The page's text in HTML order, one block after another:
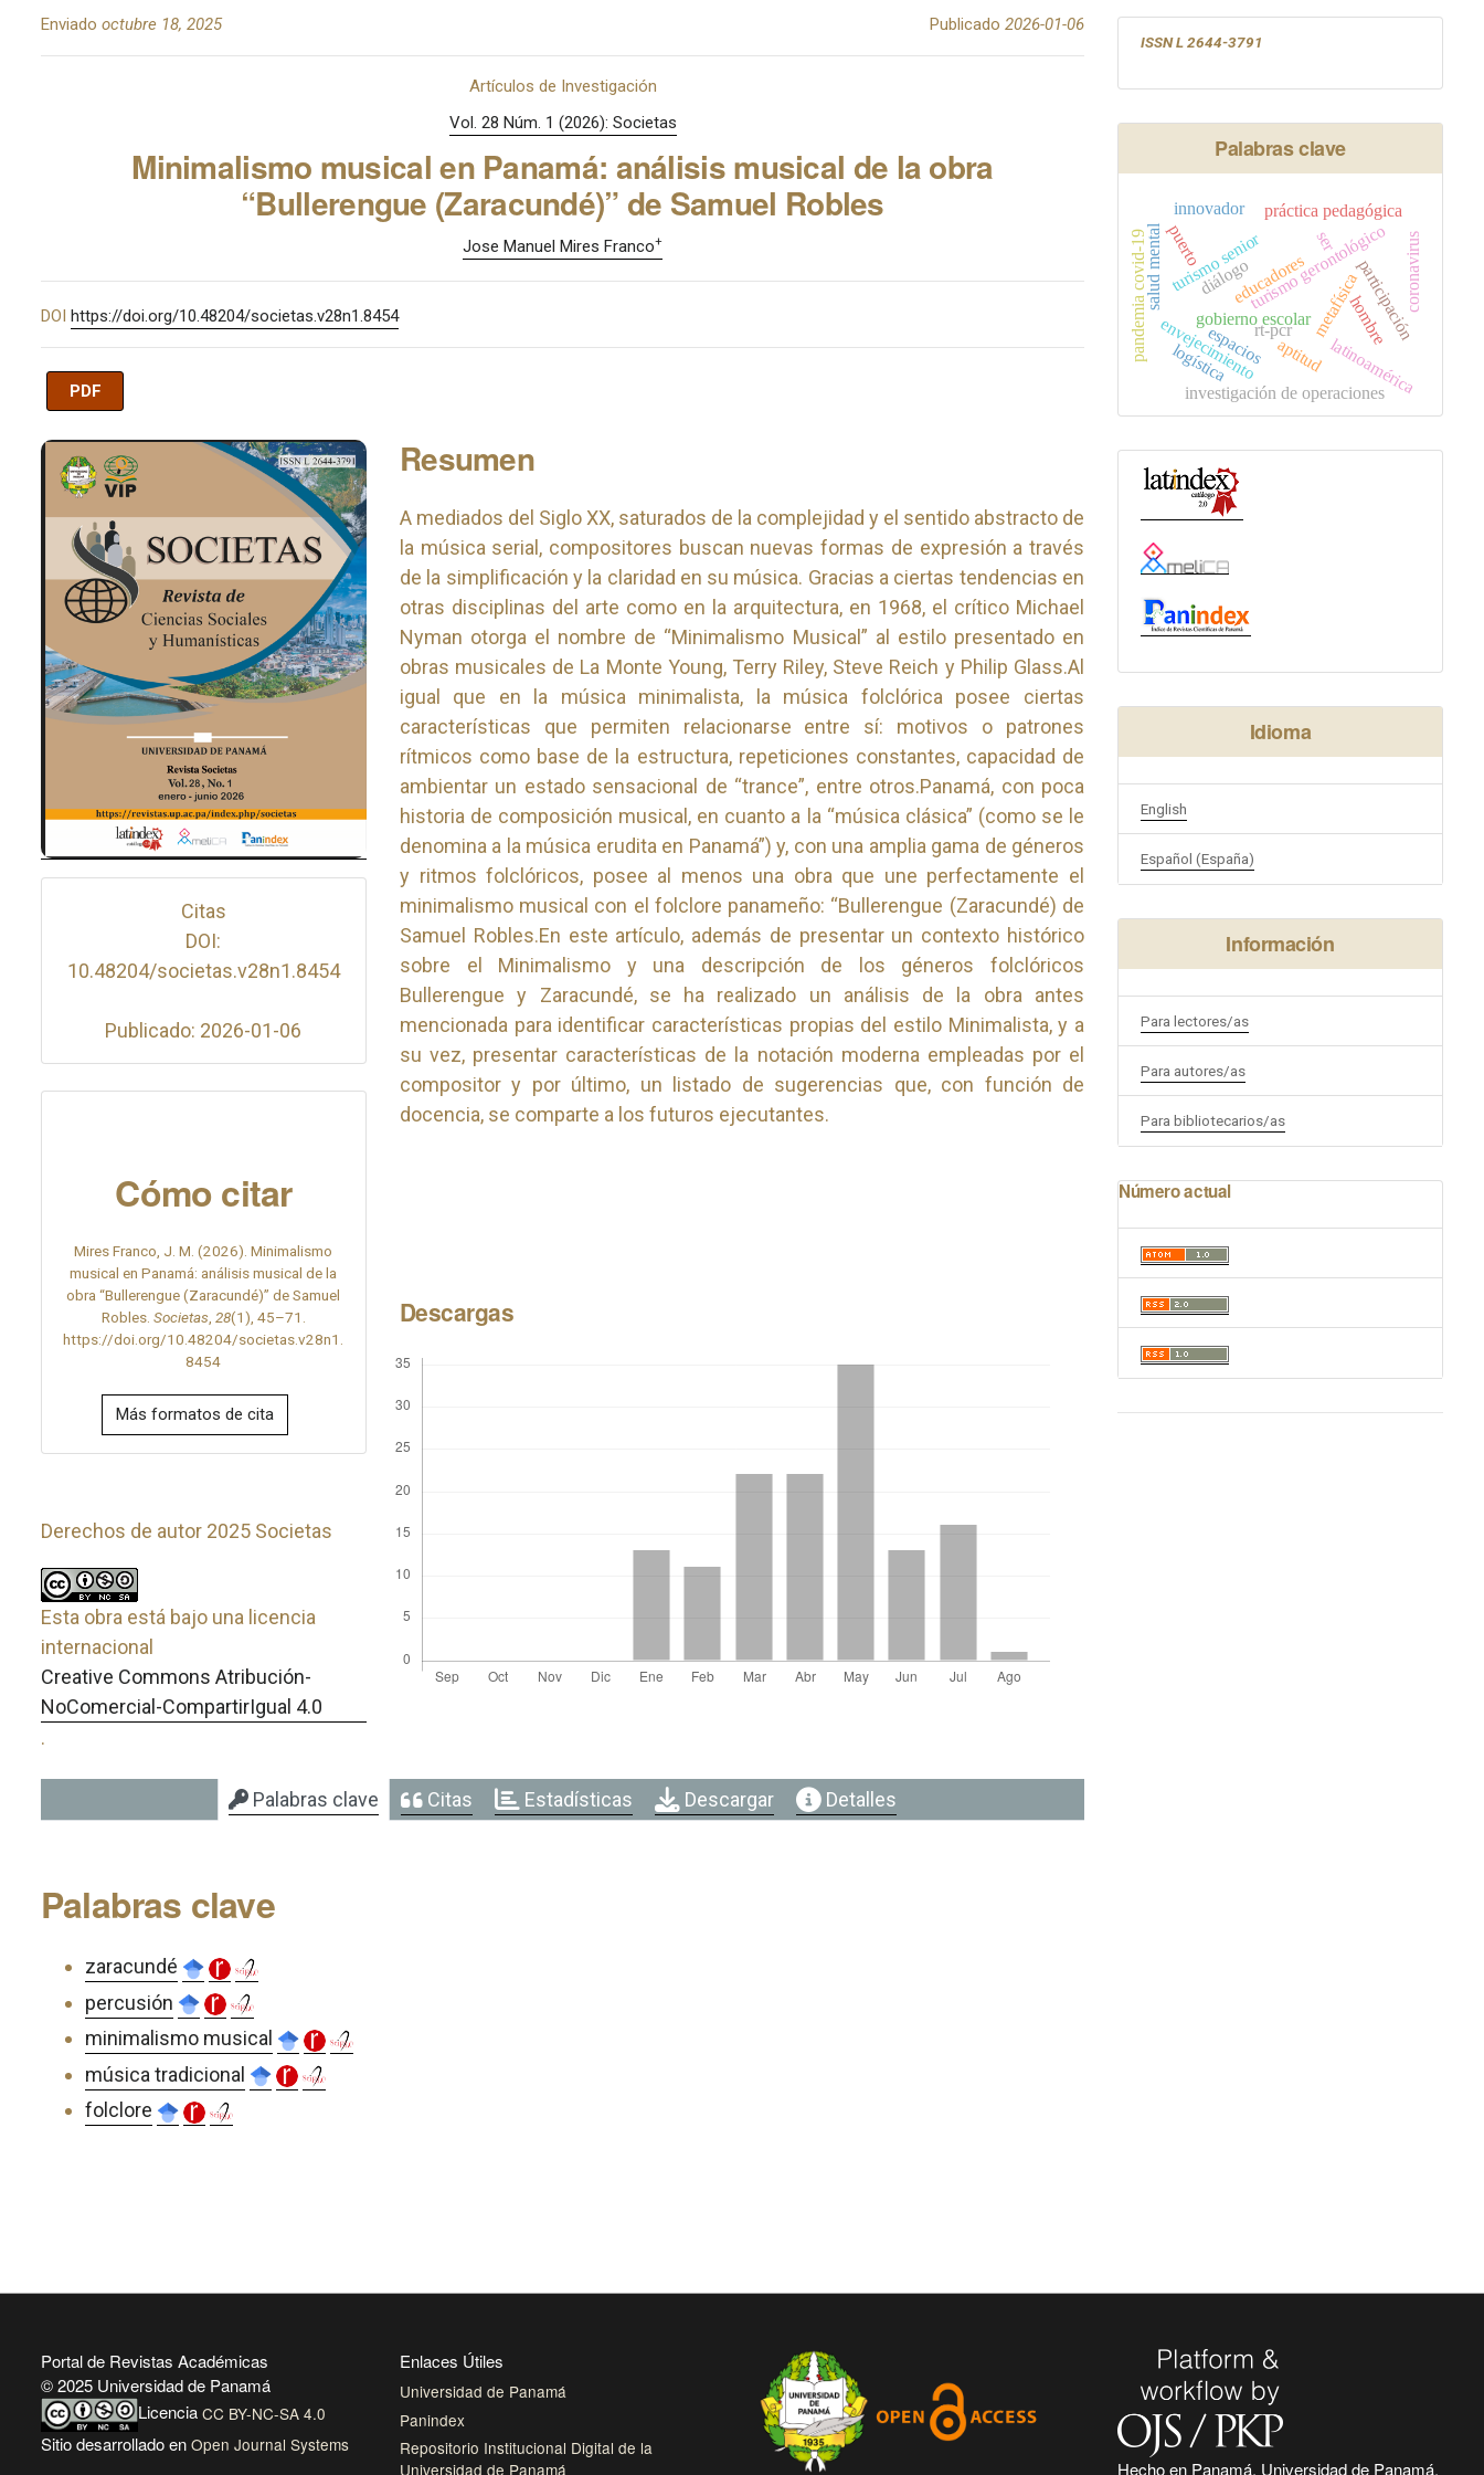
Enviado octubre 18, 2025 Publicado 2026-01-06
Artículos de Investigación
Vol. 28 Núm. 1 (2026): Societas
Minimalismo musical en Panamá: análisis musical de la obra
“Bullerengue (Zaracundé)” de Samuel Robles
Jose Manuel Mires Franco+
DOI https://doi.org/10.48204/societas.v28n1.8454
PDF
Imagen de portada
Citas
DOI:
10.48204/societas.v28n1.8454
Publicado: 2026-01-06
Cómo citar
Mires Franco, J. M. (2026). Minimalismo
musical en Panamá: análisis musical de la
obra “Bullerengue (Zaracundé)” de Samuel
Robles. Societas, 28(1), 45–71.
https://doi.org/10.48204/societas.v28n1.
8454
Más formatos de cita
Derechos de autor 2025 Societas
Esta obra está bajo una licencia
internacional
Creative Commons Atribución-
NoComercial-CompartirIgual 4.0
.
Resumen
A mediados del Siglo XX, saturados de la complejidad y el sentido abstracto de
la música serial, compositores buscan nuevas formas de expresión a través
de la simplificación y la claridad en su música. Gracias a ciertas tendencias en
otras disciplinas del arte como en la arquitectura, en 1968, el crítico Michael
Nyman otorga el nombre de “Minimalismo Musical” al estilo presentado en
obras musicales de La Monte Young, Terry Riley, Steve Reich y Philip Glass.Al
igual que en la música minimalista, la música folclórica posee ciertas
características que permiten relacionarse entre sí: motivos o patrones
rítmicos como base de la estructura, repeticiones constantes, capacidad de
ambientar un estado sensacional de “trance”, entre otros.Panamá, con poca
historia de composición musical, en cuanto a la “música clásica” (como se le
denomina a la música erudita en Panamá”) y, con una amplia gama de géneros
y ritmos folclóricos, posee al menos una obra que une perfectamente el
minimalismo musical con el folclore panameño: “Bullerengue (Zaracundé) de
Samuel Robles.En este artículo, además de presentar un contexto histórico
sobre el Minimalismo y una descripción de los géneros folclóricos
Bullerengue y Zaracundé, se ha realizado un análisis de la obra antes
mencionada para identificar características propias del estilo Minimalista, y a
su vez, presentar características de la notación moderna empleadas por el
compositor y por último, un listado de sugerencias que, con función de
docencia, se comparte a los futuros ejecutantes.
Descargas
Palabras clave Citas Estadísticas Descargar Detalles
Palabras clave
zaracundé
percusión
minimalismo musical
música tradicional
folclore
ISSN L 2644-3791
Palabras clave
aptitud
gobierno escolar
turismo seniorturismo gerontológico
envejecimiento
salud mental metafísica
latinoamérica
ser
hombre
participación
espacios
pandemia covid-19 diálogoeducadores
práctica pedagógica
investigación de operaciones
coronavirus
rt-pcr
puerto
logística
innovador
Idioma
English
Español (España)
Información
Para lectores/as
Para autores/as
Para bibliotecarios/as
Número actual
Portal de Revistas Académicas
© 2025 Universidad de Panamá
Licencia CC BY-NC-SA 4.0
Sitio desarrollado en Open Journal Systems
Enlaces Útiles
Universidad de Panamá
Panindex
Repositorio Institucional Digital de la
Universidad de Panamá
Hecho en Panamá, Universidad de Panamá.